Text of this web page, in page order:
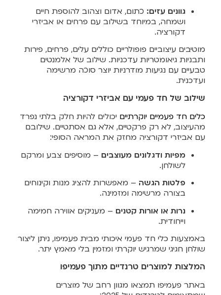
גוונים עזים: כתום, אדום וצהוב להוספת חיים
ושמחה, במיוחד בשילוב עם פרחים או אביזרי
דקורציה.
מוטיבים עיצוביים פופולריים כוללים עלים, פרחים, פירות
ותבניות גיאומטריות עדכניות. שילוב של אלמנטים
טבעיים עם נגיעות מודרניות יוצר סוכה מרשימה
ועדכנית.
שילוב של חד פעמי עם אביזרי דקורציה
כלים חד פעמיים יוקרתיים יכולים להיות חלק בלתי נפרד
מהעיצוב, לא רק פרקטיים, אלא גם אסתטיים. שילובם
עם אביזרי דקורציה מחזק את המראה הסופי:
מפיות ודגלונים מעוצבים – מוסיפים צבע ומרקם
לשולחן.
פלטות הגשה – מאפשרות להציג מנות וקינוחים
בצורה מרשימה ומזמינה.
נרות או אורות קטנים – מעניקים אווירה חמימה
וייחודית.
באמצעות כלי חד פעמי איכותי מבית פעמיפו, ניתן ליצור
שולחן חגיגי שמרגיש יוקרתי ומזמין בלי מאמץ יתר.
המלצות למוצרים טרנדיים מתוך פעמיפו
באתר פעמיפו תמצאו מגוון רחב של מוצרים